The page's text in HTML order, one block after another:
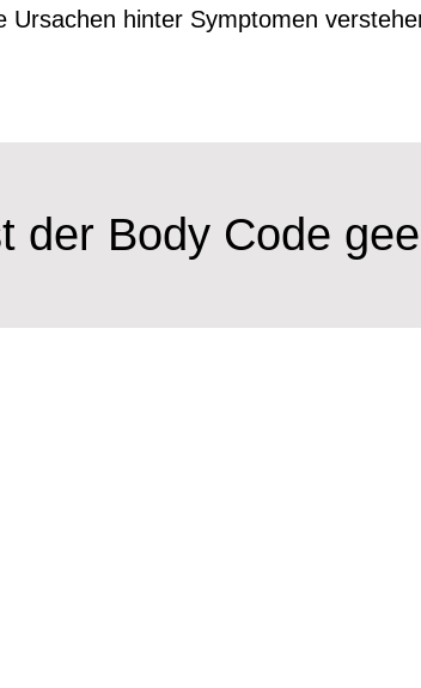
Ursachen hinter Symptomen
der Body Code